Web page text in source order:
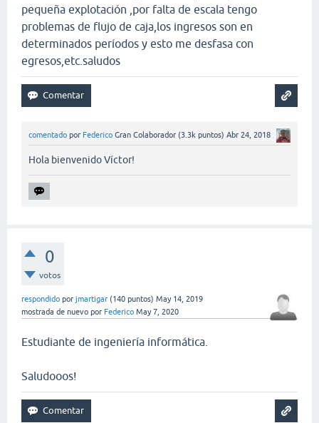
pequeña explotación ,por falta de escala tengo
problemas de flujo de caja,los ingresos son en
determinados períodos y esto me desfasa con
egresos,etc.saludos
comentado por Federico Gran Colaborador (3.3k puntos) Abr 24, 2018
Hola bienvenido Víctor!
0
votos
respondido por jmartigar (140 puntos) May 14, 2019
mostrada de nuevo por Federico May 7, 2020
Estudiante de ingeniería informática.
Saludooos!